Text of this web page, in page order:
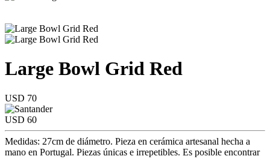
Large Bowl Grid Red
USD 70
USD 60
Medidas: 27cm de diámetro. Pieza en cerámica artesanal hecha a
mano en Portugal. Piezas únicas e irrepetibles. Es posible encontrar